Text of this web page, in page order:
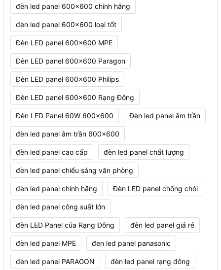
đèn led panel 600x600 chính hãng
đèn led panel 600x600 loại tốt
Đèn LED panel 600x600 MPE
Đèn LED panel 600x600 Paragon
Đèn LED panel 600x600 Philips
Đèn LED panel 600x600 Rạng Đông
Đèn LED Panel 60W 600x600 Đèn led panel âm trần
đèn led panel âm trần 600x600
đèn led panel cao cấp đèn led panel chất lượng
đèn led panel chiếu sáng văn phòng
đèn led panel chính hãng Đèn LED panel chống chói
đèn led panel công suất lớn
đèn LED Panel của Rạng Đông đèn led panel giá rẻ
đèn led panel MPE đen led panel panasonic
đèn led panel PARAGON đèn led panel rạng đông